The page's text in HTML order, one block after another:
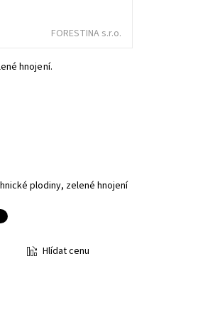
FORESTINA s.r.o.
hnojení.
plodiny, zelené hnojení
Hlídat cenu